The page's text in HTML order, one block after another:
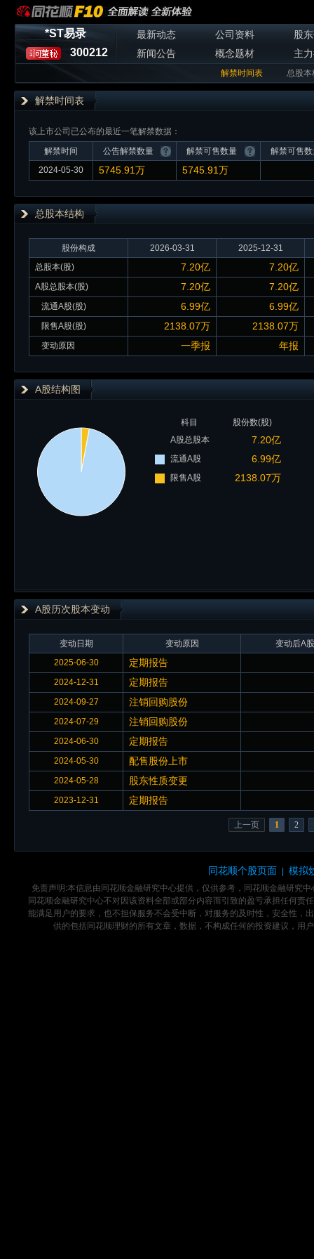
*ST易录
300212
最新动态 公司资料
股
新闻公告
概念题材 主
解禁时间表 总股本
解禁时间表
该上市公司已公布的最近一笔解禁数据：
解禁时间
公告解禁数量 解禁可售数量
解禁可售
2024-05-30
5745.91万 5745.91万
总股本结构
股份构成 2026-03-31
2025-12-31
总股本(股)
7.20亿 7.20亿
A股总股本(股) 7.20亿 7.20亿
流通A股(股) 6.99亿 6.99亿
限售A股(股) 2138.07万 2138.07万
变动原因 一季报 年报
A股结构图
科目
股份数(股)
A股总股本
7.20亿
流通A股 6.99亿
限售A股 2138.07万
A股历次股本变动
变动日期 变动原因
变动后A
2025-06-30
定期报告
2024-12-31 定期报告
2024-09-27 注销回购股份
2024-07-29 注销回购股份
2024-06-30 定期报告
2024-05-30 配售股份上市
2024-05-28 股东性质变更
2023-12-31 定期报告
上一页 1 2
同花顺个股页面 模拟
免责声明:本信息由同花顺金融研究中心提供，仅供参考，同花顺金融研究
同花顺金融研究中心不对因该资料全部或部分内容而引致的盈亏承担任何
能满足用户的要求，也不担保服务不会受中断，对服务的及时性，安全性，
供的包括同花顺理财的所有文章，数据，不构成任何的投资建议，用